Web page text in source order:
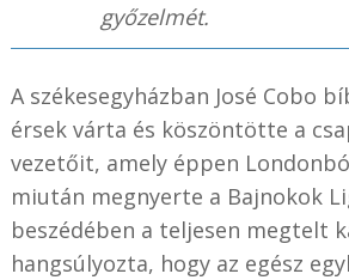
győzelmét.
A székesegyházban José Cobo
érsek várta és köszöntötte a
vezetőit, amely éppen
miután megnyerte a Bajnokok
beszédében a teljesen megtelt
hangsúlyozta, hogy az egész